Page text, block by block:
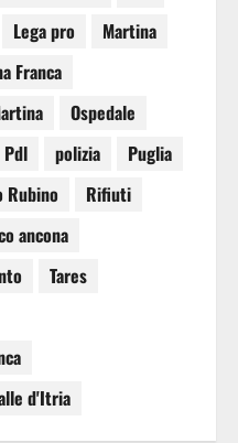
Lega pro
Martina
Franca
Ospedale
Pdl polizia
Puglia
Rubino
Rifiuti
ancona
Tares
d'Itria